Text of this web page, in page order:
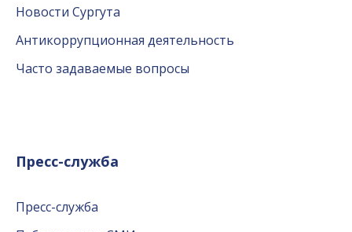
Новости Сургута
Антикоррупционная деятельность
Часто задаваемые вопросы
Пресс-служба
Пресс-служба